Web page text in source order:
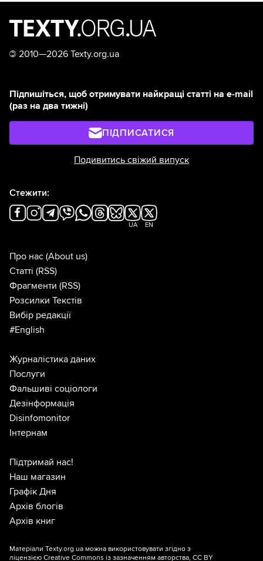
© 2010—2026 Texty.org.ua
Підпишіться, щоб отримувати найкращі статті на e-mail
(раз на два тижні)
ПІДПИСАТИСЯ
Подивитись свіжий випуск
Стежити:
UA EN
Про нас (About us)
Статті (RSS)
Фрагменти (RSS)
Розсилки Текстів
Вибір редакції
#English
Журналістика даних
Послуги
Фальшиві соціологи
Дезінформація
Disinfomonitor
Інтернам
Підтримай нас!
Наш магазин
Графік Дня
Архів блогів
Архів книг
Матеріали Texty.org.ua можна використовувати згідно з
ліцензією Creative Commons із зазначенням авторства, CC BY